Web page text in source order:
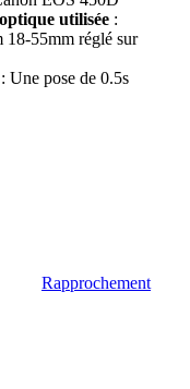
utilisée :
18-55mm réglé sur
: Une pose de 0.5s
Rapprochement